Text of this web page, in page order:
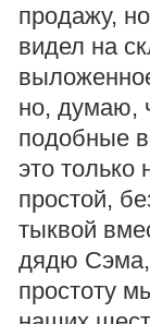
продажу,
видел на
но, думаю,
подобные
это
простой,
тыквой
дядю Сэма,
простоту